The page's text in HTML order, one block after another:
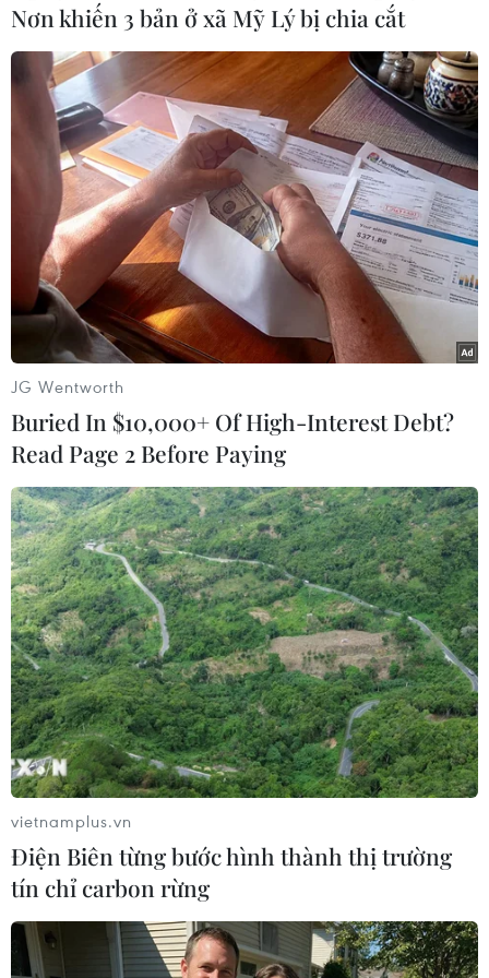
Dự kiến, lễ hội sẽ đón khoảng 20.000-30.000
lượt khách, hứa hẹn là điểm chạm đầy hứng
khởi và công chúng dễ tiếp cận./.
Lễ hội âm nhạc cổ điển lần
đầu tiên ở Đà Lạt: Quảng
bá thành phố sáng tạo
UNESCO
Là một lễ hội đầy tính thơ cùng mô hình biểu diễn
đa dạng, Lễ hội âm nhạc cổ điển lần đầu tiên tại
Đà Lạt được kỳ vọng sẽ góp phần phát huy danh
hiệu Thành phố sáng tạo âm nhạc của UNESCO.
(TTXVN/Vietnam+)
#Lễ hội Âm nhạc cổ điển
#Đà Lạt
#Thành phố sáng tạo
#UNESCO
Nơn khiến 3 bản ở xã Mỹ Lý bị chia cắt
JG Wentworth
Buried In $10,000+ Of High-Interest Debt?
Read Page 2 Before Paying
vietnamplus.vn
Điện Biên từng bước hình thành thị trường
tín chỉ carbon rừng